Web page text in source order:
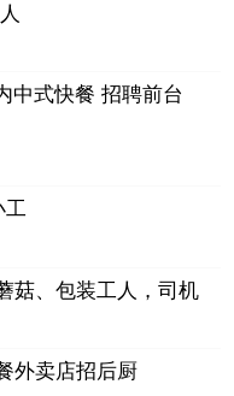
中式快餐 招聘前台
工
菇、包装工人，司机
vale 中餐外卖店招后厨